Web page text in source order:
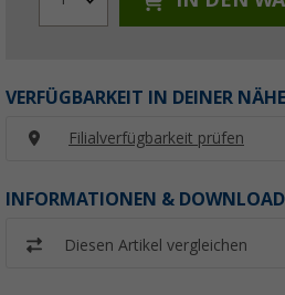
VERFÜGBARKEIT IN DEINER NÄHE
Filialverfügbarkeit prüfen
INFORMATIONEN &
Diesen Artikel vergleichen